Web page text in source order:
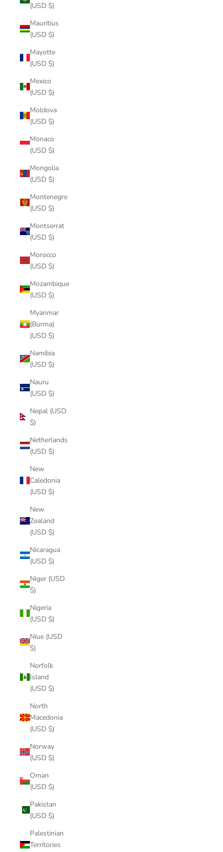
(USD $)
Mauritius
(USD $)
Mayotte
(USD $)
Mexico
(USD $)
Moldova
(USD $)
Monaco
(USD $)
Mongolia
(USD $)
Montenegro
(USD $)
Montserrat
(USD $)
Morocco
(USD $)
Mozambique
(USD $)
Myanmar
(Burma)
(USD $)
Namibia
(USD $)
Nauru
(USD $)
Nepal (USD
$)
Netherlands
(USD $)
New
Caledonia
(USD $)
New
Zealand
(USD $)
Nicaragua
(USD $)
Niger (USD
$)
Nigeria
(USD $)
Niue (USD
$)
Norfolk
Island
(USD $)
North
Macedonia
(USD $)
Norway
(USD $)
Oman
(USD $)
Pakistan
(USD $)
Palestinian
Territories